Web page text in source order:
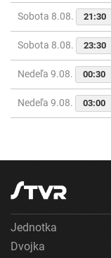
Sobota 8.08. 21:30
Sobota 8.08. 23:30
Nedeľa 9.08. 00:30
Nedeľa 9.08. 03:00
Jednotka
Dvojka